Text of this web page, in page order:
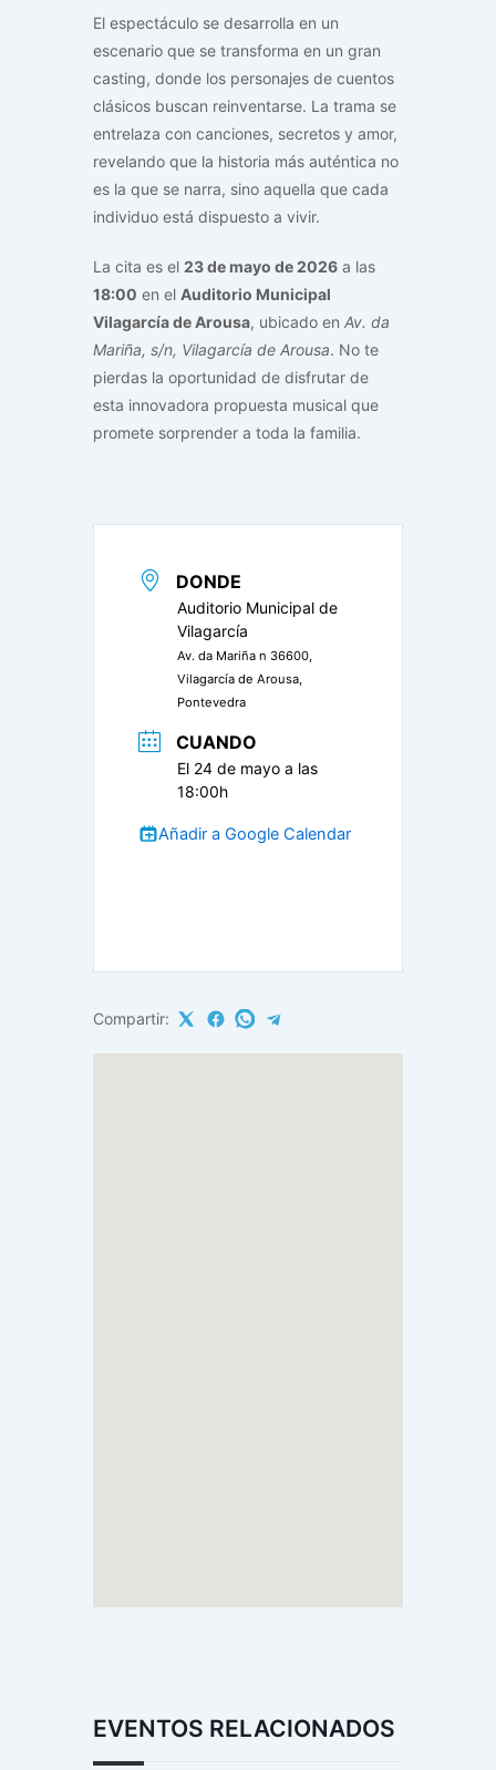
El espectáculo se desarrolla en un
escenario que se transforma en un gran
casting, donde los personajes de cuentos
clásicos buscan reinventarse. La trama se
entrelaza con canciones, secretos y amor,
revelando que la historia más auténtica no
es la que se narra, sino aquella que cada
individuo está dispuesto a vivir.
La cita es el 23 de mayo de 2026 a las
18:00 en el Auditorio Municipal
Vilagarcía de Arousa, ubicado en Av. da
Mariña, s/n, Vilagarcía de Arousa. No te
pierdas la oportunidad de disfrutar de
esta innovadora propuesta musical que
promete sorprender a toda la familia.
DONDE
Auditorio Municipal de
Vilagarcía
Av. da Mariña n 36600,
Vilagarcía de Arousa,
Pontevedra
CUANDO
El 24 de mayo a las
18:00h
Añadir a Google Calendar
Compartir:
EVENTOS RELACIONADOS